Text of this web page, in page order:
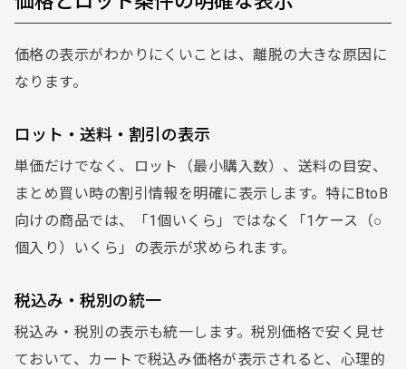
価格の表示がわかりにくいことは、離脱の大きな原因に
なります。
ロット・送料・割引の表示
単価だけでなく、ロット（最小購入数）、送料の目安、
まとめ買い時の割引情報を明確に表示します。特にBtoB
向けの商品では、「1個いくら」ではなく「1ケース（○
個入り）いくら」の表示が求められます。
税込み・税別の統一
税込み・税別の表示も統一します。税別価格で安く見せ
ておいて、カートで税込み価格が表示されると、心理的